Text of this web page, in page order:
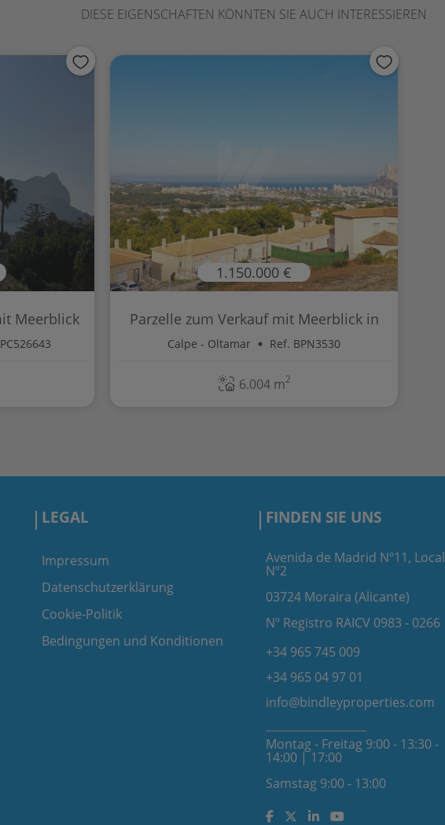
DIESE EIGENSCHAFTEN KÖNNTEN SIE AUCH INTERESSIEREN
Meerblick
1.150.000 €
Parzelle zum Verkauf mit Meerblick in
Calpe - Oltamar Ref. BPN3530
6.004 m2
LEGAL
Impressum
Datenschutzerklärung
Cookie-Politik
Bedingungen und Konditionen
FINDEN SIE UNS
Avenida de Madrid Nº11, Local
Nº2
03724 Moraira (Alicante)
Nº Registro RAICV 0983 - 0266
+34 965 745 009
+34 965 04 97 01
info@bindleyproperties.com
Montag - Freitag 9:00 - 13:30 -
14:00 | 17:00
Samstag 9:00 - 13:00